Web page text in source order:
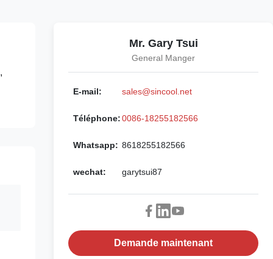
Mr. Gary Tsui
General Manger
E-mail: sales@sincool.net
Téléphone:0086-18255182566
Whatsapp: 8618255182566
wechat: garytsui87
Demande maintenant